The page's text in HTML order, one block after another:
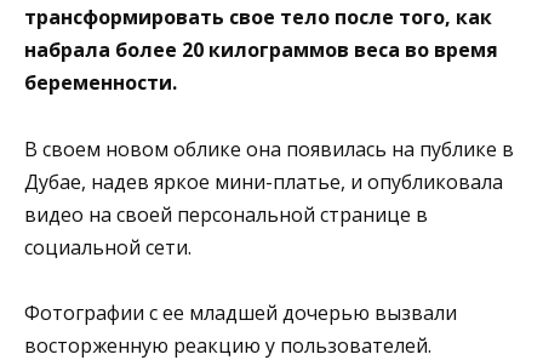
трансформировать свое тело после того, как
набрала более 20 килограммов веса во время
беременности.
В своем новом облике она появилась на публике в
Дубае, надев яркое мини-платье, и опубликовала
видео на своей персональной странице в
социальной сети.
Фотографии с ее младшей дочерью вызвали
восторженную реакцию у пользователей.